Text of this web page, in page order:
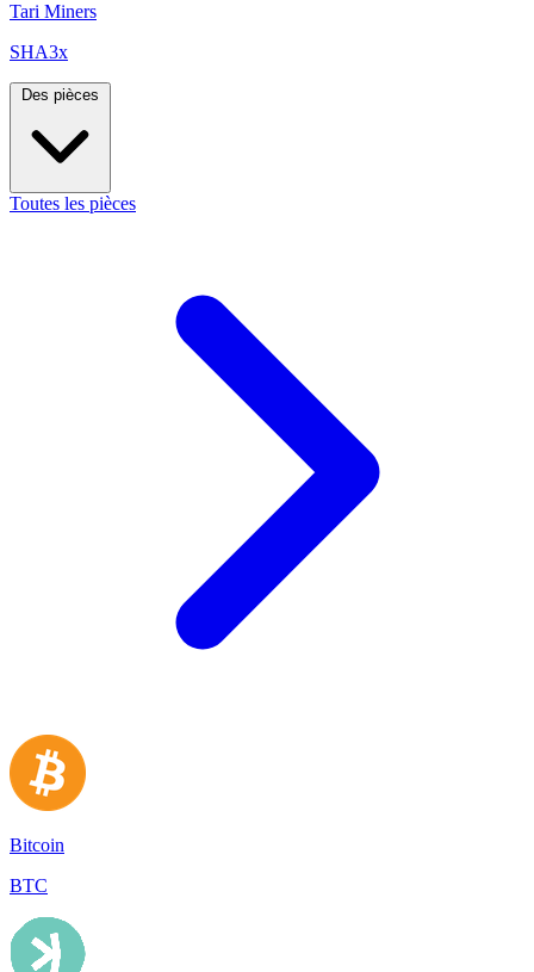
Tari Miners
SHA3x
Des pièces
Toutes les pièces
Bitcoin
BTC